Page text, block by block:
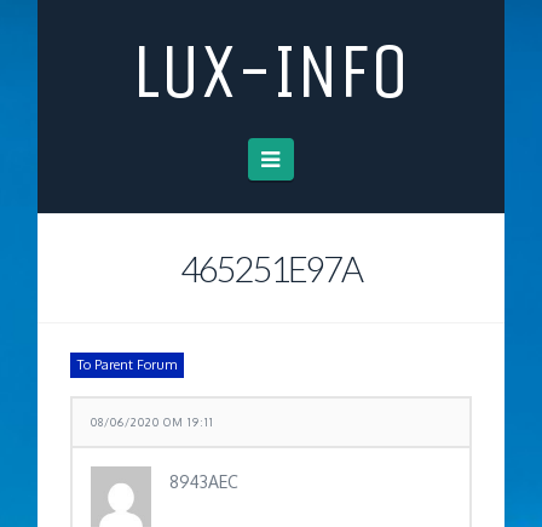
LUX-INFO
Navigation
465251E97A
To Parent Forum
08/06/2020 OM 19:11
8943AEC